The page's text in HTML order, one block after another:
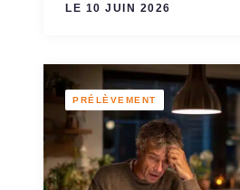
LE 10 JUIN 2026
PRÉLÈVEMENT